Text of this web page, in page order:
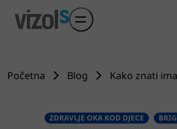
Početna Blog Kako znati
ZDRAVLJE OKA KOD DJECE